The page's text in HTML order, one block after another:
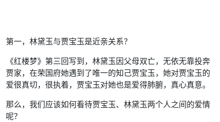
第一，林黛玉与贾宝玉是近亲关系？
《红楼梦》第三回写到，林黛玉因父母双亡，无依无靠投奔
贾家，在荣国府她遇到了唯一的知己贾宝玉，她对贾宝玉的
爱很真切，很执着，贾宝玉对她也是爱得肺腑，真心真意。
那么，我们应该如何看待贾宝玉、林黛玉两个人之间的爱情
呢？